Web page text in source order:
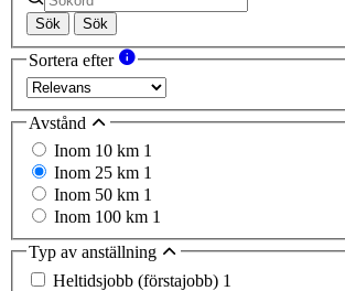
Sök Sök
Sortera efter
Avstånd
Inom 10 km 1
Inom 25 km 1
Inom 50 km 1
Inom 100 km 1
Typ av anställning
Heltidsjobb (förstajobb) 1